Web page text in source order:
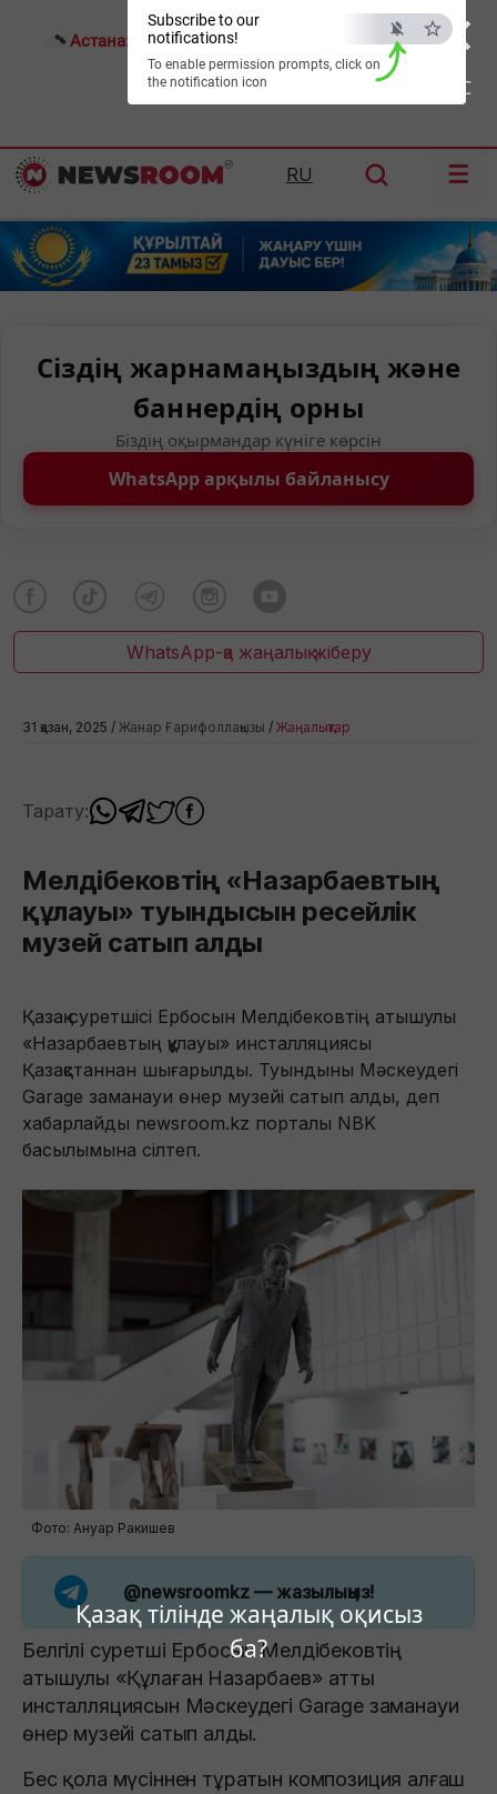
×
ESC
Қазақ тілінде жаңалық оқисыз
ба?
Subscribe to our
notifications!
To enable permission prompts, click on
the notification icon
Астана: 19°C Алматы: Шымкент:21°C
RU ☰
Сіздің жарнамаңыздың және
баннердің орны
Біздің оқырмандар күніге көрсін
WhatsApp арқылы байланысу
WhatsApp-қа жаңалық жіберу
31 қазан, 2025 / Жанар Ғарифоллақызы / Жаңалықтар
Тарату:
Мелдібековтің «Назарбаевтың
құлауы» туындысын ресейлік
музей сатып алды
Қазақ суретшісі Ербосын Мелдібековтің атышулы
«Назарбаевтың құлауы» инсталляциясы
Қазақстаннан шығарылды. Туындыны Мәскеудегі
Garage заманауи өнер музейі сатып алды, деп
хабарлайды newsroom.kz порталы NBK
басылымына сілтеп.
Фото: Ануар Ракишев
@newsroomkz — жазылыңыз!
Белгілі суретші Ербосын Мелдібековтің
атышулы «Құлаған Назарбаев» атты
инсталляциясын Мәскеудегі Garage заманауи
өнер музейі сатып алды.
Бес қола мүсіннен тұратын композиция алғаш